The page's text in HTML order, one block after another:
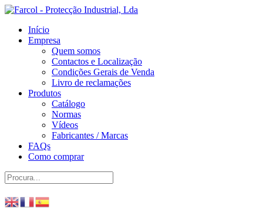
Início
Empresa
Quem somos
Contactos e Localização
Condições Gerais de Venda
Livro de reclamações
Produtos
Catálogo
Normas
Vídeos
Fabricantes / Marcas
FAQs
Como comprar